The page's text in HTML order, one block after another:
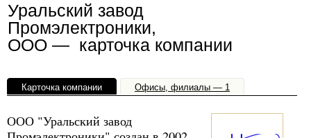
Уральский завод
Промэлектроники,
ООО — карточка компании
Карточка компании Офисы, филиалы — 1
ООО "Уральский завод